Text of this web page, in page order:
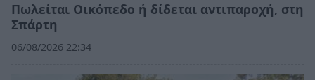
Πωλείται Οικόπεδο ή δίδεται αντιπαροχή, στη
Σπάρτη
06/08/2026 22:34